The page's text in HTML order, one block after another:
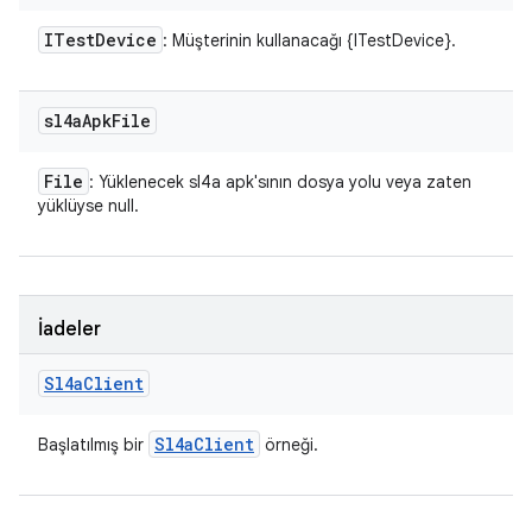
ITestDevice : Müşterinin kullanacağı {ITestDevice}.
sl4aApkFile
File : Yüklenecek sl4a apk'sının dosya yolu veya zaten
yüklüyse null.
İadeler
Sl4aClient
Başlatılmış bir Sl4aClient örneği.